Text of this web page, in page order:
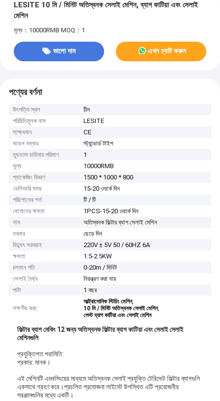
LESITE 10 মি / মিনিট অতিস্বনক সেলাই মেশিন, ব্যাগ কাটিয়া এবং সেলাই
মেশিন
মূল্য：10000RMB MOQ：1
ভালো দাম এখন চ্যাট করুন
পণ্যের বর্ণনা
উৎপত্তি স্থল
চীন
পরিচিতিমুলক নাম
LESITE
সাক্ষ্যদান
CE
মডেল নম্বার
স্ট্যান্ডার্ড টাইপ
ন্যূনতম চাহিদার পরিমাণ
1
মূল্য
10000RMB
প্যাকেজিং বিবরণ
1500 * 1000 * 800
ডেলিভারি সময়
15-20 ওয়ার্ক দিন
পরিশোধের শর্ত
টি / টি
যোগানের ক্ষমতা
1PCS-15-20 ওয়ার্ক দিন
নাম
অতিস্বনক ফিল্টার ব্যাগ সেলাই মেশিন
তরবার
ছেড়ে দিন
বিদ্যুৎ সরবরাহ
220V ± 5V 50 / 60HZ 6A
ক্ষমতা
1.5-2.5KW
চলমান গতি
0-20m / মিনিট
সেলাই দৈর্ঘ্য
নিয়ন্ত্রণ করা যায়
পাটা
1 বছর
লক্ষণীয় করা:
আল্ট্রাসোনিক স্টিচিং মেশিন,
10 মি / মিনিট অতিস্বনক সেলাই মেশিন,
লেস্ট ব্যাগ কাটিয়া এবং সেলাই মেশিন
ফিল্টার ব্যাগ মেকিং 12 জন্য অতিস্বনক ফিল্টার ব্যাগ কাটিয়া এবং সেলাই সেলাই
মেশিনগুলি
প্রযুক্তিগত পরামিতি:
প্রকার: মানক।
এই মেশিনটি এমবসিংয়ের মাধ্যমে অতিস্বনক সেলাই প্রযুক্তি টেরিভেট ফিল্টার ব্যাগগুলি
একসাথে গ্রহণ করে।প্রচলিত প্রযোজনা লাইনেট উপস্থিত এটি প্রয়োজনীয়
সরঞ্জামগুলির মধ্যে একটি।